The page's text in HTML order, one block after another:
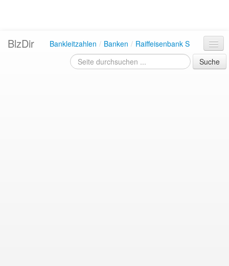
BlzDir Bankleitzahlen / Banken / Raiffeisenbank S
Suche